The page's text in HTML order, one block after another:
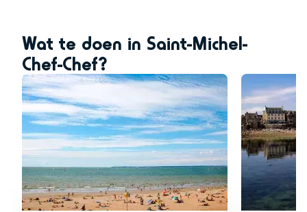
Wat te doen in Saint-Michel-
Chef-Chef?